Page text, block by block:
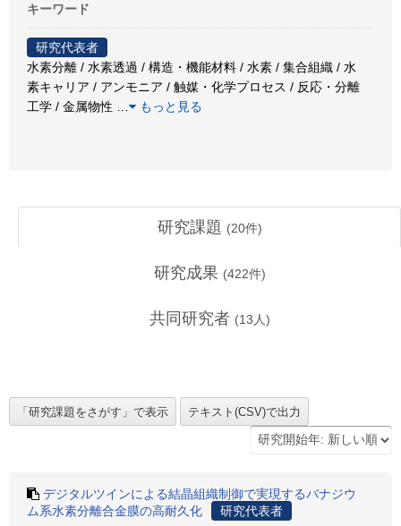
キーワード
研究代表者
水素分離 / 水素透過 / 構造・機能材料 / 水素 / 集合組織 / 水
素キャリア / アンモニア / 触媒・化学プロセス / 反応・分離
工学 / 金属物性
もっと見る
研究課題 (20件)
研究成果 (422件)
共同研究者 (13 人)
デジタルツインによる結晶組織制御で実現するバナジウ
ム系水素分離合金膜の高耐久化
研究代表者